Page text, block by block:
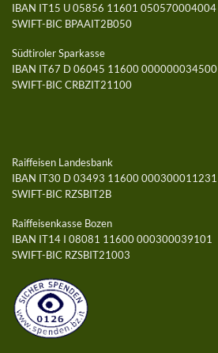
IBAN IT15 U 05856 11601 050570004004
SWIFT-BIC BPAAIT2B050
Südtiroler Sparkasse
IBAN IT67 D 06045 11600 000000034500
SWIFT-BIC CRBZIT21100
Raiffeisen Landesbank
IBAN IT30 D 03493 11600 000300011231
SWIFT-BIC RZSBIT2B
Raiffeisenkasse Bozen
IBAN IT14 I 08081 11600 000300039101
SWIFT-BIC RZSBIT21003